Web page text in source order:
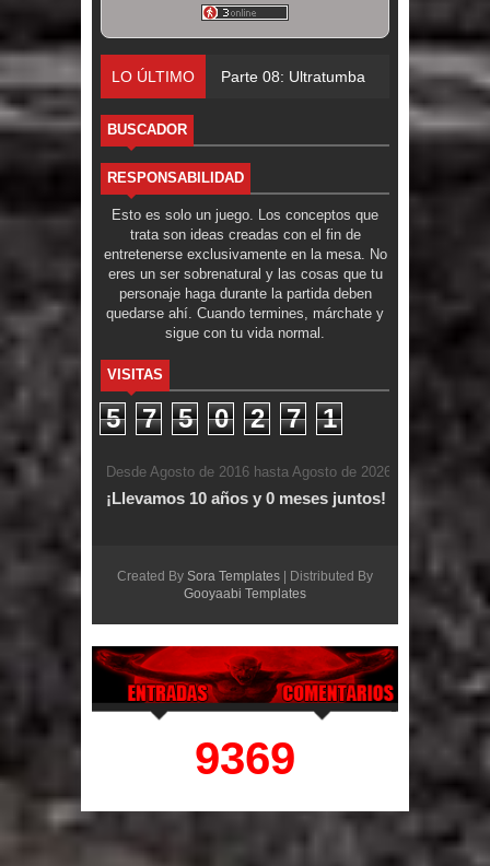
LO ÚLTIMO Parte 08: Ultratumba
BUSCADOR
RESPONSABILIDAD
Esto es solo un juego. Los conceptos que
trata son ideas creadas con el fin de
entretenerse exclusivamente en la mesa. No
eres un ser sobrenatural y las cosas que tu
personaje haga durante la partida deben
quedarse ahí. Cuando termines, márchate y
sigue con tu vida normal.
VISITAS
5 7 5 0 2 7 1
Desde Agosto de 2016 hasta Agosto de 2026
¡Llevamos 10 años y 0 meses juntos!
Created By Sora Templates | Distributed By
Gooyaabi Templates
9369